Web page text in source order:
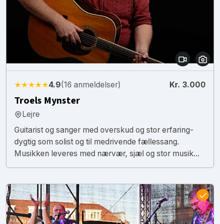
★★★★★4.9(16 anmeldelser) Kr. 3.000
Troels Mynster
Lejre
Guitarist og sanger med overskud og stor erfaring-
dygtig som solist og til medrivende fællessang.
Musikken leveres med nærvær, sjæl og stor musik...